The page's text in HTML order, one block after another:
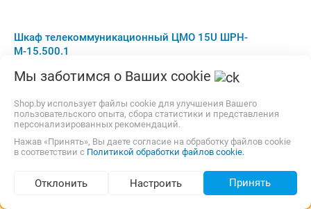
Подбор по параметрам (130)
Шкаф телекоммуникационный ЦМО 15U ШРН-
М-15.500.1
Код Товара: 10650465 Пункт самовывоза в Малиновке,
бесплатная парковка. Более 20 лет на рынке.Части Минска
за МКАД считаются доставкой по РБ.Цена указана для физ.
лиц.точное количество уточняйте.В наличии 1шт, О товаре:
установка внутри помещения, материал щита (ящика):
металл, ВхШхГ: 74.5x60x53 см
В корзину
Мы заботимся о Ваших cookie
Shop.by использует файлы cookie для улучшения Вашего
пользовательского опыта, сбора статистики и представления
персонализированных рекомендаций.
Нажав «Принять», Вы даете согласие на обработку файлов cookie
в соответствии с Политикой обработки файлов cookie.
Отклонить Настроить Принять